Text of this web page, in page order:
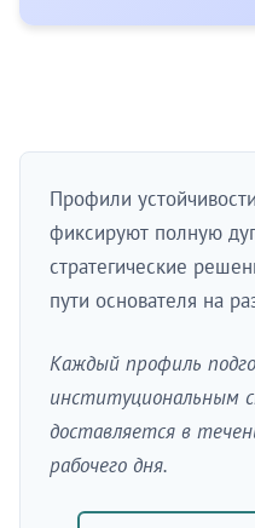
Профили
фиксируют полную
стратегические
пути основателя на
Каждый профиль
институциональным
доставляется в
рабочего дня.